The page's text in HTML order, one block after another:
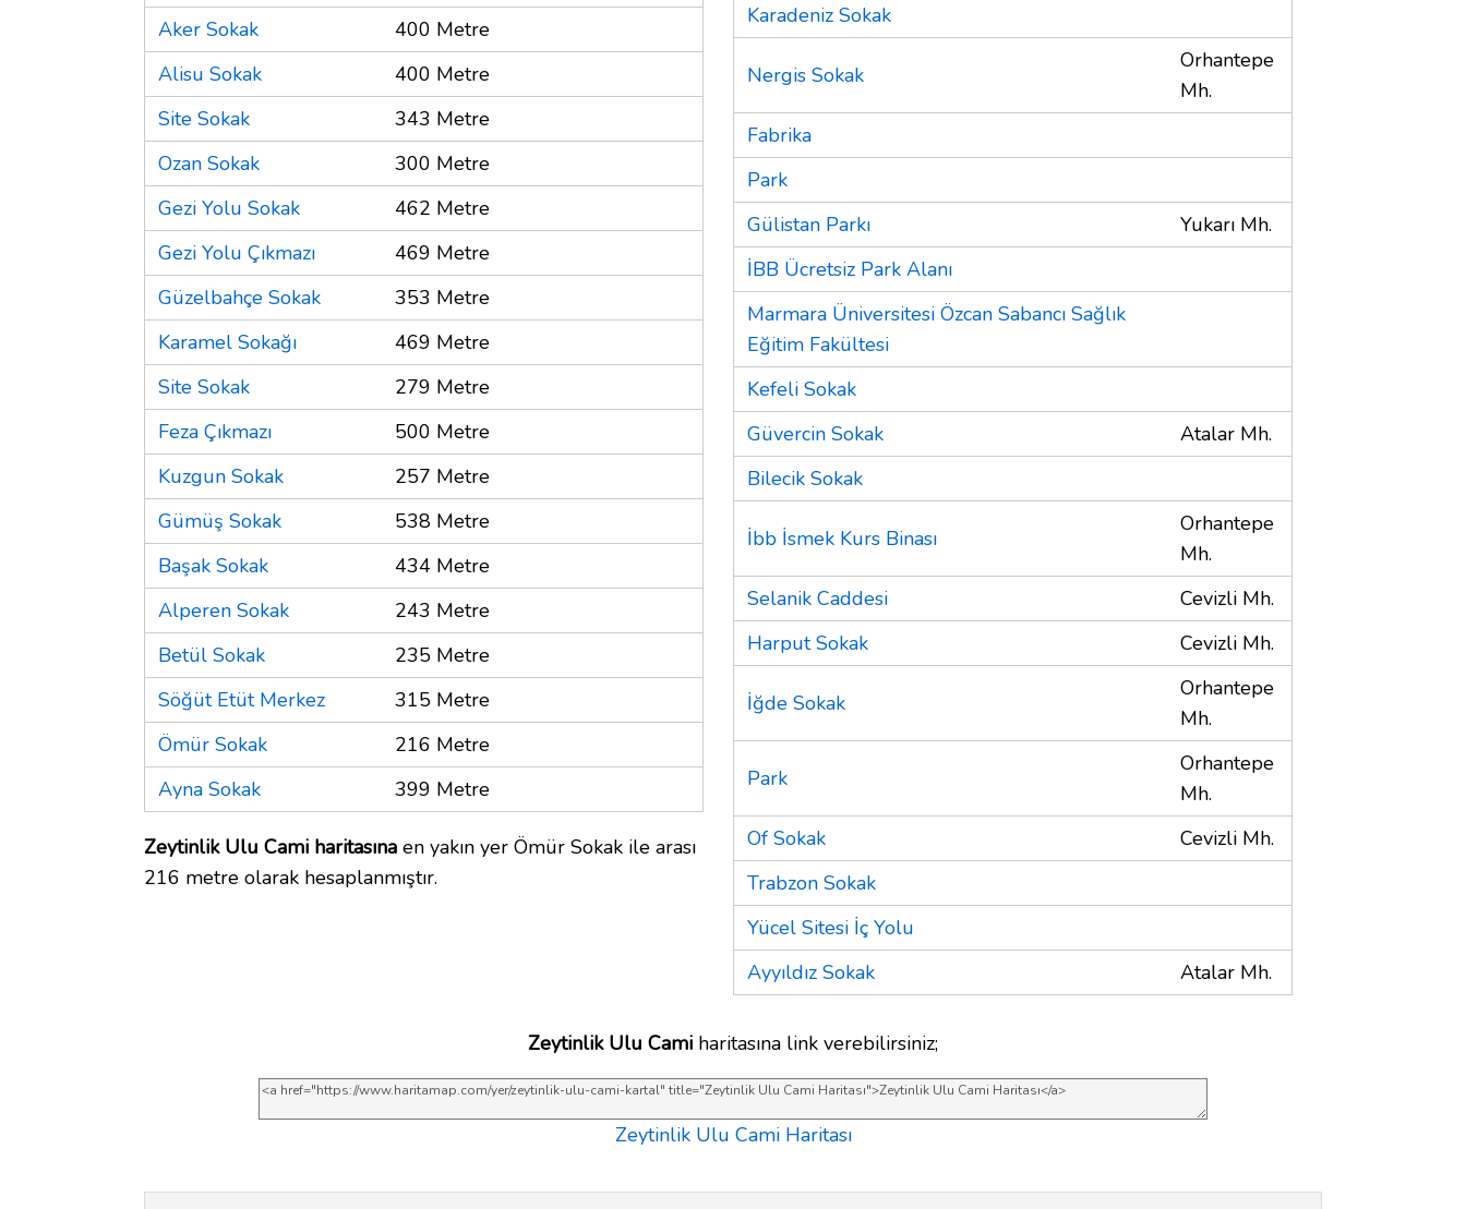
Aker Sokak
400 Metre
Alisu Sokak
400 Metre
Site Sokak
343 Metre
Ozan Sokak
300 Metre
Gezi Yolu Sokak
462 Metre
Gezi Yolu Çıkmazı
469 Metre
Güzelbahçe Sokak
353 Metre
Karamel Sokağı
469 Metre
Site Sokak
279 Metre
Feza Çıkmazı
500 Metre
Kuzgun Sokak
257 Metre
Gümüş Sokak
538 Metre
Başak Sokak
434 Metre
Alperen Sokak
243 Metre
Betül Sokak
235 Metre
Söğüt Etüt Merkez
315 Metre
Ömür Sokak
216 Metre
Ayna Sokak
399 Metre
Zeytinlik Ulu Cami haritasına en yakın yer Ömür Sokak ile arası
216 metre olarak hesaplanmıştır.
Karadeniz Sokak
Nergis Sokak
Orhantepe
Mh.
Fabrika
Park
Gülistan Parkı
Yukarı Mh.
İBB Ücretsiz Park Alanı
Marmara Üniversitesi Özcan Sabancı Sağlık
Eğitim Fakültesi
Kefeli Sokak
Güvercin Sokak
Atalar Mh.
Bilecik Sokak
İbb İsmek Kurs Binası
Orhantepe
Mh.
Selanik Caddesi
Cevizli Mh.
Harput Sokak
Cevizli Mh.
İğde Sokak
Orhantepe
Mh.
Park
Orhantepe
Mh.
Of Sokak
Cevizli Mh.
Trabzon Sokak
Yücel Sitesi İç Yolu
Ayyıldız Sokak
Atalar Mh.
Zeytinlik Ulu Cami haritasına link verebilirsiniz;
Zeytinlik Ulu Cami Haritası